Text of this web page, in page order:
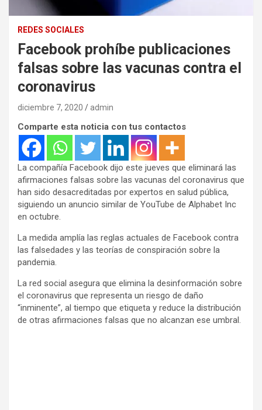
REDES SOCIALES
Facebook prohíbe publicaciones
falsas sobre las vacunas contra el
coronavirus
diciembre 7, 2020 admin
Comparte esta noticia con tus contactos
La compañía Facebook dijo este jueves que eliminará las
afirmaciones falsas sobre las vacunas del coronavirus que
han sido desacreditadas por expertos en salud pública,
siguiendo un anuncio similar de YouTube de Alphabet Inc
en octubre.
La medida amplía las reglas actuales de Facebook contra
las falsedades y las teorías de conspiración sobre la
pandemia.
La red social asegura que elimina la desinformación sobre
el coronavirus que representa un riesgo de daño
“inminente”, al tiempo que etiqueta y reduce la distribución
de otras afirmaciones falsas que no alcanzan ese umbral.